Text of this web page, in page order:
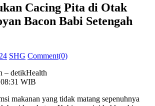
Cacing Pita di Otak
Bacon Babi Setengah
Author
SHG Comment(0)
– detikHealth
WIB
makanan yang tidak matang sepenuhnya